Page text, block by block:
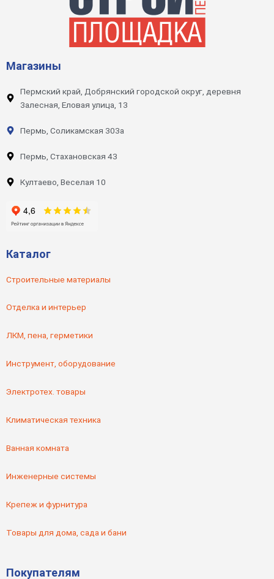
Магазины
Пермский край, Добрянский городской округ, деревня
Залесная, Еловая улица, 13
Пермь, Соликамская 303а
Пермь, Стахановская 43
Култаево, Веселая 10
Каталог
Строительные материалы
Отделка и интерьер
ЛКМ, пена, герметики
Инструмент, оборудование
Электротех. товары
Климатическая техника
Ванная комната
Инженерные системы
Крепеж и фурнитура
Товары для дома, сада и бани
Покупателям